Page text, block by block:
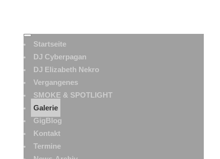
Startseite
DJ Cyberpagan
DJ Elizabeth Nekro
Vergangenes
SMOKE & SPOTLIGHT
Galerie
GigBlog
Kontakt
Termine